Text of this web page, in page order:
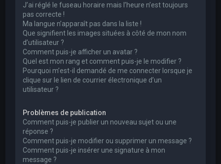
J’ai réglé le fuseau horaire mais l’heure n’est toujours
pas correcte !
Ma langue n’apparaît pas dans la liste !
Que signifient les images situées à côté de mon nom
d’utilisateur ?
Comment puis-je afficher un avatar ?
Quel est mon rang et comment puis-je le modifier ?
Pourquoi m’est-il demandé de me connecter lorsque je
clique sur le lien de courrier électronique d’un
utilisateur ?
Problèmes de publication
Comment puis-je publier un nouveau sujet ou une
réponse ?
Comment puis-je modifier ou supprimer un message ?
Comment puis-je insérer une signature à mon
message ?